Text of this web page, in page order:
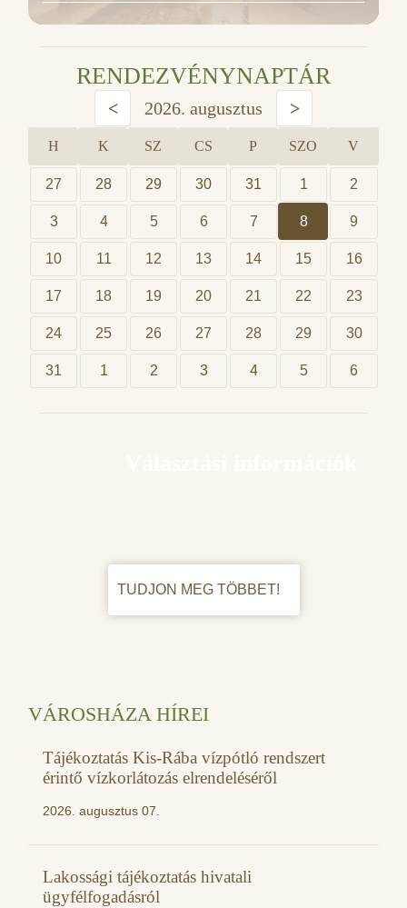
RENDEZVÉNYNAPTÁR
< 2026. augusztus >
H K SZ CS P SZO V
27 28 29 30 31 1 2
3 4 5 6 7 8 9
10 11 12 13 14 15 16
17 18 19 20 21 22 23
24 25 26 27 28 29 30
31 1 2 3 4 5 6
TUDJON MEG TÖBBET!
VÁROSHÁZA HÍREI
Tájékoztatás Kis-Rába vízpótló rendszert
érintő vízkorlátozás elrendeléséről
2026. augusztus 07.
Lakossági tájékoztatás hivatali
ügyfélfogadásról